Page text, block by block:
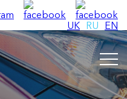
UK RU EN